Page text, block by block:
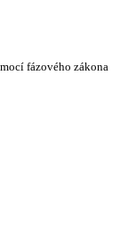
fázového zákona